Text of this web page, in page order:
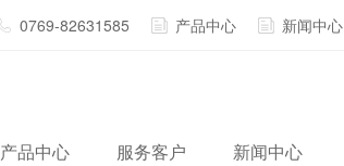
0769-82631585 产品中心 新闻中心
产品中心 服务客户 新闻中心